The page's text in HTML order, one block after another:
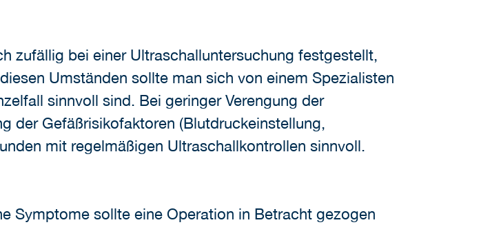
zufällig bei einer Ultraschalluntersuchung festgestellt,
Umständen sollte man sich von einem Spezialisten
sinnvoll sind. Bei geringer Verengung der
der Gefäßrisikofaktoren (Blutdruckeinstellung,
mit regelmäßigen Ultraschallkontrollen sinnvoll.
Symptome sollte eine Operation in Betracht gezogen